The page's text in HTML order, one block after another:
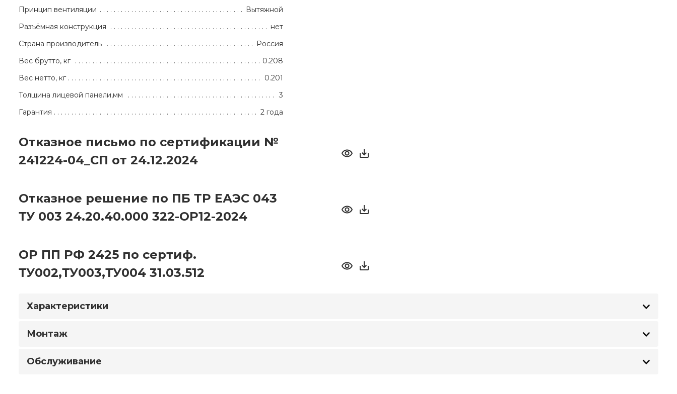
Принцип вентиляции
Вытяжной
Разъёмная конструкция
нет
Страна производитель
Россия
Вес брутто, кг
0.208
Вес нетто, кг
0.201
Толщина лицевой панели,мм
3
Гарантия
2 года
Отказное письмо по сертификации №
241224-04_СП от 24.12.2024
Отказное решение по ПБ ТР ЕАЭС 043
ТУ 003 24.20.40.000 322-ОР12-2024
ОР ПП РФ 2425 по сертиф.
ТУ002,ТУ003,ТУ004 31.03.512
Характеристики
Монтаж
Обслуживание